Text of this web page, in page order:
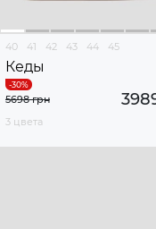
40 41 42 43 44 45
Кеды
5698 грн
3 цвета